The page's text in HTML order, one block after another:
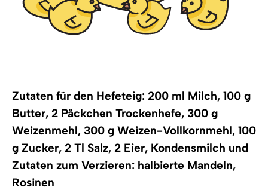
Zutaten für den Hefeteig: 200 ml Milch, 100 g
Butter, 2 Päckchen Trockenhefe, 300 g
Weizenmehl, 300 g Weizen-Vollkornmehl, 100
g Zucker, 2 Tl Salz, 2 Eier, Kondensmilch und
Zutaten zum Verzieren: halbierte Mandeln,
Rosinen